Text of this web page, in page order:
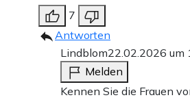
7
Antworten
Lindblom22.02.2026 um
Melden
Kennen Sie die Frauen